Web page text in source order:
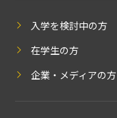
入学を検討中の方
在学生の方
企業・メディアの方